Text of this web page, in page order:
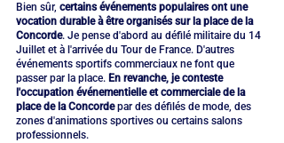
Bien sûr, certains événements populaires ont une
vocation durable à être organisés sur la place de la
Concorde. Je pense d'abord au défilé militaire du 14
Juillet et à l'arrivée du Tour de France. D'autres
événements sportifs commerciaux ne font que
passer par la place. En revanche, je conteste
l'occupation événementielle et commerciale de la
place de la Concorde par des défilés de mode, des
zones d'animations sportives ou certains salons
professionnels.